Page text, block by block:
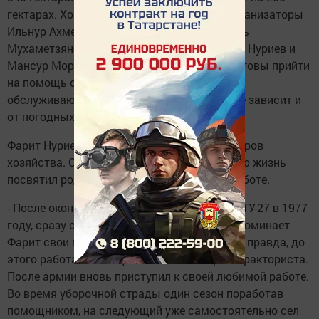
гектарах. Хорошо поработали в эти дни механизаторы
Ильнур Ахметзянов, Ильдар Шарипов, Наиль
Мухаметзянов, Ленар Минабутдинов, Фарит Нуриев и
Мансур Морозов. Также в любую минуту готовы прийти
на помощь слесари, сварщики и другой
обслуживающий персонал. Конечно, многое зависит и
от погодных условий.
Фарит Нуриев один из опытных механизаторов
хозяйства. О таких говорят, что он всю свою жизнь
посвятил родному хозяйству и любимой работе.
- После окончания Шалинского филиала СПТУ-27 в 1977
году, сразу сел за руль трактора ДТ-75, - вспоминает
Фарит свои первые дни на трудовой вахте, - правда, до
этого работал помощником комбайнера и тракториста.
После армии вновь приступил к своей любимой работе.
Во время уборочной страды один сезон поработав
помощником, на следующий уже самостоятельно сел